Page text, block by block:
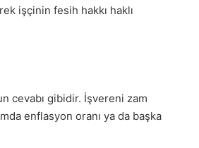
işçinin fesih hakkı haklı
cevabı gibidir. İşvereni zam
enflasyon oranı ya da başka